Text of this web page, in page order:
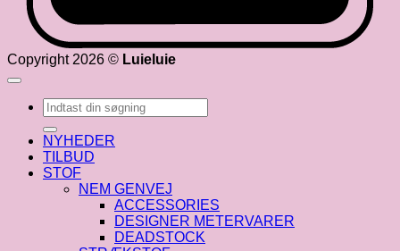
Copyright 2026 © Luieluie
Søg
efter:
NYHEDER
TILBUD
STOF
NEM GENVEJ
ACCESSORIES
DESIGNER METERVARER
DEADSTOCK